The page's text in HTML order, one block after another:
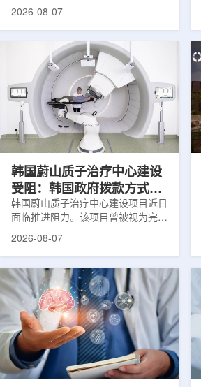
射性药物开发，迄今已主导/参与发
完成自研7款放射性药物的临床转
化，用于多种肿瘤诊疗。报告会上，
林国贤教授基于其团队多年的前沿探
索，系统梳理了针对前列腺癌靶点
PSMA的核药相关研究进展：一是F-
18标记PSMA靶向PET显像剂的分子
设计与临床优势;二是通过理性优化
分子结构，大幅提高Lu-177标记治
2026-08-07
韩国蔚山质子治疗中心建设
受阻：韩国政府拨款方式调
整影响项目推进
韩国蔚山质子治疗中心建设项目近日
面临推进阻力。该项目曾被视为完善
韩国东南部区域癌症治疗体系的关键
的难度明显上升。据蔚山市8月6日
消息，蔚山市已于去年3月完成质子
治疗中心建设可行性研究及基本规划
制定服务，并开始争取国家拨款。不
过，韩国保健福祉部回复称，难以单
独为蔚山市提供大型项目资金。此
前，蔚山市曾计划通过建设质子治疗
中心，构建癌症患者可在区域内完成
2026-08-07